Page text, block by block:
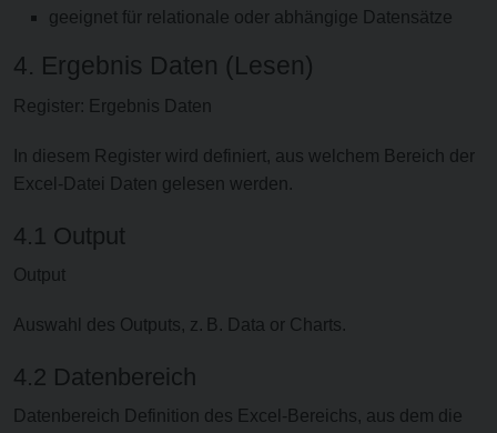
geeignet für relationale oder abhängige Datensätze
4. Ergebnis Daten (Lesen)
Register: Ergebnis Daten
In diesem Register wird definiert, aus welchem Bereich der
Excel-Datei Daten gelesen werden.
4.1 Output
Output
Auswahl des Outputs, z. B. Data or Charts.
4.2 Datenbereich
Datenbereich Definition des Excel-Bereichs, aus dem die